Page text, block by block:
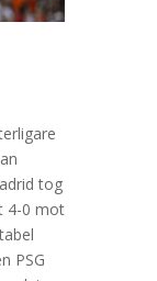
tog
4-0 mot
PSG